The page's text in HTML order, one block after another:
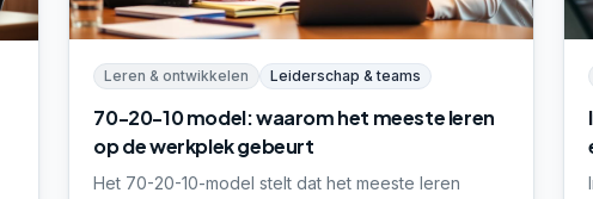
Leren & ontwikkelen Leiderschap & teams
70-20-10 model: waarom het meeste leren
op de werkplek gebeurt
Het 70-20-10-model stelt dat het meeste leren